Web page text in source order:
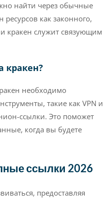
найти через обычные
как законного,
и кракен служит связующим
кракен?
необходимо
такие как VPN и
ссылки. Это поможет
когда вы будете
ссылки 2026
предоставляя